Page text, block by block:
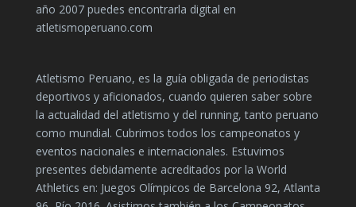
año 2007 puedes encontrarla digital en
atletismoperuano.com
Atletismo Peruano, es la guía obligada de periodistas
deportivos y aficionados, cuando quieren saber sobre
la actualidad del atletismo y del running, tanto peruano
como mundial. Cubrimos todos los campeonatos y
eventos nacionales e internacionales. Estuvimos
presentes debidamente acreditados por la World
Athletics en: Juegos Olímpicos de Barcelona 92, Atlanta